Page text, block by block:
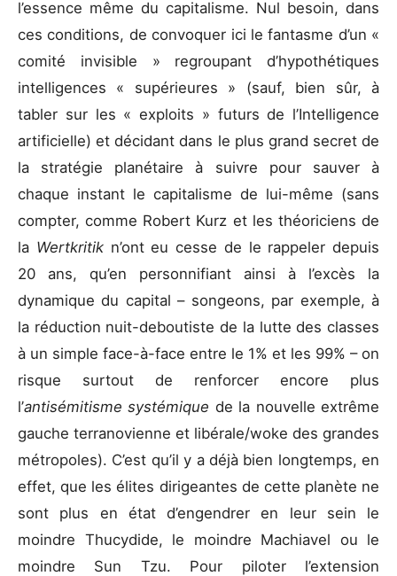
l’essence même du capitalisme. Nul besoin, dans
ces conditions, de convoquer ici le fantasme d’un «
comité invisible » regroupant d’hypothétiques
intelligences « supérieures » (sauf, bien sûr, à
tabler sur les « exploits » futurs de l’Intelligence
artificielle) et décidant dans le plus grand secret de
la stratégie planétaire à suivre pour sauver à
chaque instant le capitalisme de lui-même (sans
compter, comme Robert Kurz et les théoriciens de
la Wertkritik n’ont eu cesse de le rappeler depuis
20 ans, qu’en personnifiant ainsi à l’excès la
dynamique du capital – songeons, par exemple, à
la réduction nuit-deboutiste de la lutte des classes
à un simple face-à-face entre le 1% et les 99% – on
risque surtout de renforcer encore plus
l’antisémitisme systémique de la nouvelle extrême
gauche terranovienne et libérale/woke des grandes
métropoles). C’est qu’il y a déjà bien longtemps, en
effet, que les élites dirigeantes de cette planète ne
sont plus en état d’engendrer en leur sein le
moindre Thucydide, le moindre Machiavel ou le
moindre Sun Tzu. Pour piloter l’extension